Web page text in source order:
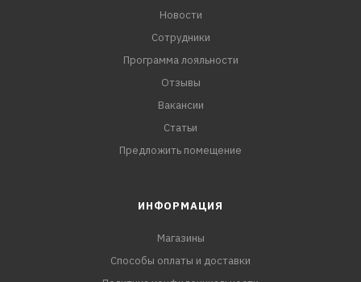
Новости
Сотрудники
Программа лояльности
Отзывы
Вакансии
Статьи
Предложить помещение
ИНФОРМАЦИЯ
Магазины
Способы оплаты и доставки